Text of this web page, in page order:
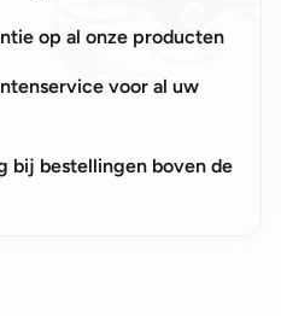
op al onze producten
voor al uw
bij bestellingen boven de